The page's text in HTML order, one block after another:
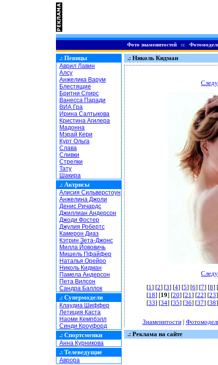
Фото знаменитостей::
.: Певицы
Аврил Лавин
Алсу
Анжелика Варум
Блестящие
Бритни Спирс
Ванесса Паради
ВИА Гра
Ирина Салтыкова
Кристина Агилера
Мадонна
Мэрай Кери
Курт Ольга
Слава
Сливки
Стрелки
Тату
Шакира
.: Актрисы
Алисия Сильверстоун
Анжелина Джоли
Денис Ричардс
Джиллиан Андерсон
Джоди Фостер
Джулия Робертс
Камерон Диаз
Кэтрин Зета-Джонс
Милла Йововичь
Мишель Пфайфер
Наталья Орейро
Николь Кидман
Памела Андерсон
Пета Вилсон
Сандра Баллок
.: Супермодели
Клаудиа Шиффер
Летиция Каста
Наоми Кемпбэлл
Синди Кроуфорд
.: Спортсменки
Анна Курникова
.: Телеведущие
Аврора
.: Николь Кидман
[1] [2] [3] [4] [5] [6] [7] [8] [
[18] [19] [20] [21] [22] [23
[33] [34] [35] [36] [37] [38
Знаменитости|
.: Реклама на сайте